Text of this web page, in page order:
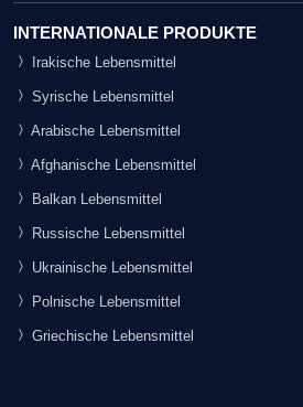
INTERNATIONALE PRODUKTE
Irakische Lebensmittel
Syrische Lebensmittel
Arabische Lebensmittel
Afghanische Lebensmittel
Balkan Lebensmittel
Russische Lebensmittel
Ukrainische Lebensmittel
Polnische Lebensmittel
Griechische Lebensmittel